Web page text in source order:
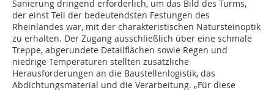
Sanierung dringend erforderlich, um das Bild des Turms,
der einst Teil der bedeutendsten Festungen des
Rheinlandes war, mit der charakteristischen Natursteinoptik
zu erhalten. Der Zugang ausschließlich über eine schmale
Treppe, abgerundete Detailflächen sowie Regen und
niedrige Temperaturen stellten zusätzliche
Herausforderungen an die Baustellenlogistik, das
Abdichtungsmaterial und die Verarbeitung. „Für diese